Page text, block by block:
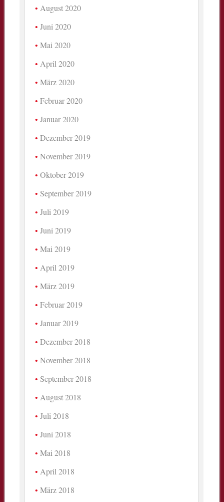
August 2020
Juni 2020
Mai 2020
April 2020
März 2020
Februar 2020
Januar 2020
Dezember 2019
November 2019
Oktober 2019
September 2019
Juli 2019
Juni 2019
Mai 2019
April 2019
März 2019
Februar 2019
Januar 2019
Dezember 2018
November 2018
September 2018
August 2018
Juli 2018
Juni 2018
Mai 2018
April 2018
März 2018